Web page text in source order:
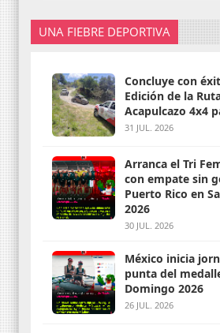
UNA FIEBRE DEPORTIVA
Concluye con
Edición de la
Acapulcazo 4x4
31 JUL. 2026
Arranca el Tri
con empate sin
Puerto Rico en
2026
30 JUL. 2026
México inicia
punta del
Domingo 2026
26 JUL. 2026